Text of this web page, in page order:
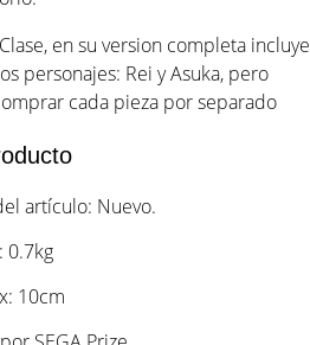
en su version completa incluye
personajes: Rei y Asuka, pero
cada pieza por separado
artículo: Nuevo.
0.7kg
10cm